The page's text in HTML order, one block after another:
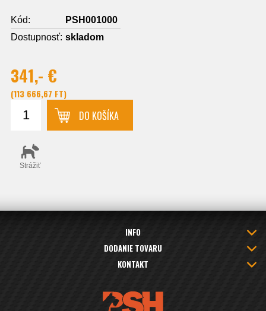
Kód:
PSH001000
Dostupnosť: skladom
341,- €
(113 666,67 FT)
DO KOŠÍKA
Strážiť
INFO
DODANIE TOVARU
KONTAKT